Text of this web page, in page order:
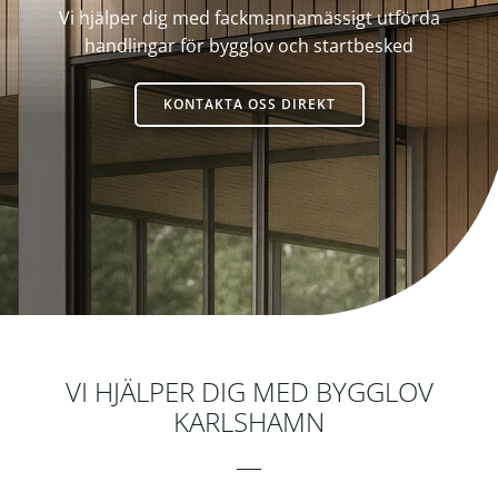
Vi hjälper dig med fackmannamässigt utförda
handlingar för bygglov och startbesked
KONTAKTA OSS DIREKT
VI HJÄLPER DIG MED BYGGLOV
KARLSHAMN